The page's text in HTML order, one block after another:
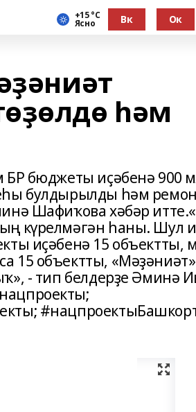
+15 °С
Ясно Вк Ок
һәм
БР бюджеты иҫәбенә 900
булдырылды һәм
Шафиҡова хәбәр
күрелмәгән һаны. Шул
иҫәбенә 15 объектты,
15 объектты,
- тип белдерҙе Әминә